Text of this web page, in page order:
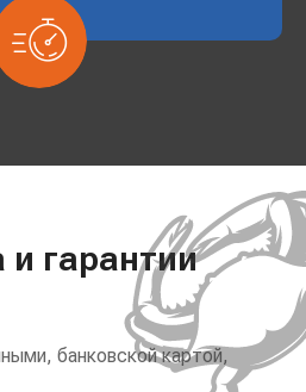
и гарантии
банковской картой,